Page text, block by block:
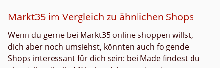
Markt35 im Vergleich zu ähnlichen Shops
Wenn du gerne bei Markt35 online shoppen willst,
dich aber noch umsiehst, könnten auch folgende
Shops interessant für dich sein: bei Made findest du